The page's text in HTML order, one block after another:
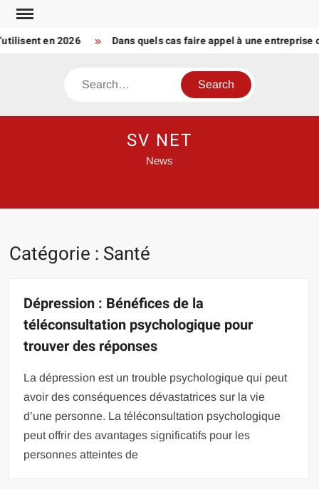
Skip
contenten 2026 Dans quels cas faire appel à une entreprise de
Search
SV NET
News
Catégorie : Santé
Dépression : Bénéfices de la
téléconsultation psychologique pour
trouver des réponses
La dépression est un trouble psychologique qui peut
avoir des conséquences dévastatrices sur la vie
d’une personne. La téléconsultation psychologique
peut offrir des avantages significatifs pour les
personnes atteintes de